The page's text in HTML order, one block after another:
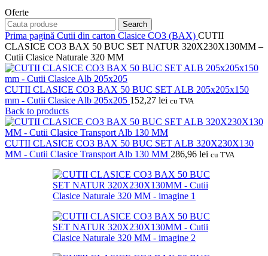
Oferte
Search
Prima pagină Cutii din carton Clasice CO3 (BAX) CUTII
CLASICE CO3 BAX 50 BUC SET NATUR 320X230X130MM –
Cutii Clasice Naturale 320 MM
CUTII CLASICE CO3 BAX 50 BUC SET ALB 205x205x150
mm - Cutii Clasice Alb 205x205 152,27 lei cu TVA
Back to products
CUTII CLASICE CO3 BAX 50 BUC SET ALB 320X230X130
MM - Cutii Clasice Transport Alb 130 MM 286,96 lei cu TVA